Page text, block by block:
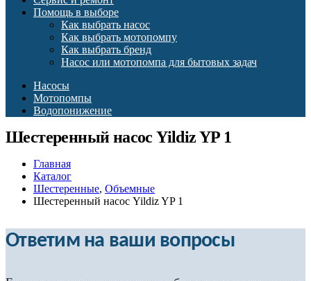
Помощь в выборе
Как выбрать насос
Как выбрать мотопомпу
Как выбрать бренд
Насос или мотопомпа для бытовых задач
Насосы
Мотопомпы
Водопонижение
Шестеренный насос Yildiz YP 1
Главная
Каталог
Шестеренные, Объемные
Шестеренный насос Yildiz YP 1
Ответим на ваши вопросы